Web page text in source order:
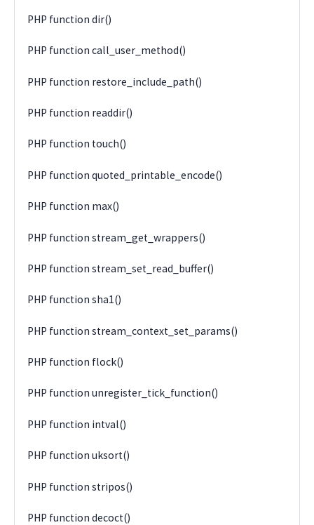
PHP function dir()
PHP function call_user_method()
PHP function restore_include_path()
PHP function readdir()
PHP function touch()
PHP function quoted_printable_encode()
PHP function max()
PHP function stream_get_wrappers()
PHP function stream_set_read_buffer()
PHP function sha1()
PHP function stream_context_set_params()
PHP function flock()
PHP function unregister_tick_function()
PHP function intval()
PHP function uksort()
PHP function stripos()
PHP function decoct()